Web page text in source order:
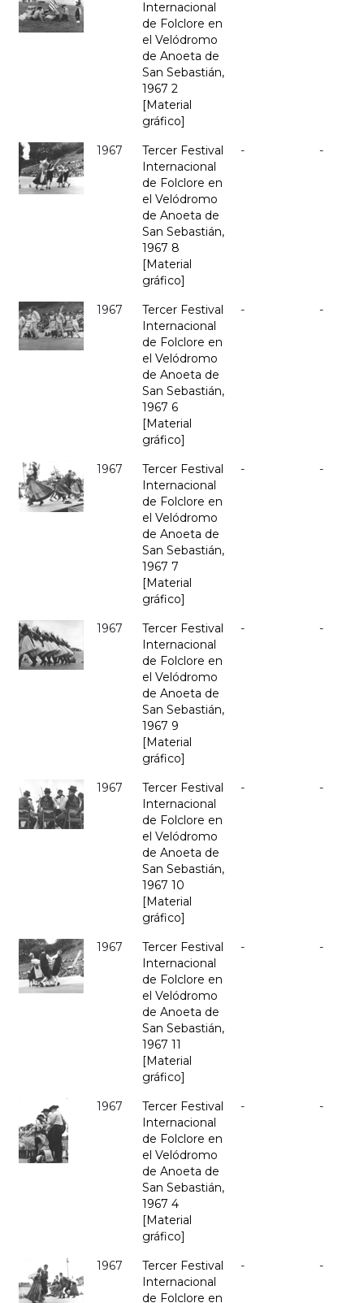
Internacional
de Folclore en
el Velódromo
de Anoeta de
San Sebastián,
1967 2
[Material
gráfico]
1967
Tercer Festival
Internacional
de Folclore en
el Velódromo
de Anoeta de
San Sebastián,
1967 8
[Material
gráfico]
- -
1967
Tercer Festival
Internacional
de Folclore en
el Velódromo
de Anoeta de
San Sebastián,
1967 6
[Material
gráfico]
- -
1967
Tercer Festival
Internacional
de Folclore en
el Velódromo
de Anoeta de
San Sebastián,
1967 7
[Material
gráfico]
- -
1967
Tercer Festival
Internacional
de Folclore en
el Velódromo
de Anoeta de
San Sebastián,
1967 9
[Material
gráfico]
- -
1967
Tercer Festival
Internacional
de Folclore en
el Velódromo
de Anoeta de
San Sebastián,
1967 10
[Material
gráfico]
- -
1967
Tercer Festival
Internacional
de Folclore en
el Velódromo
de Anoeta de
San Sebastián,
1967 11
[Material
gráfico]
- -
1967
Tercer Festival
Internacional
de Folclore en
el Velódromo
de Anoeta de
San Sebastián,
1967 4
[Material
gráfico]
- -
1967
Tercer Festival
Internacional
de Folclore en
- -